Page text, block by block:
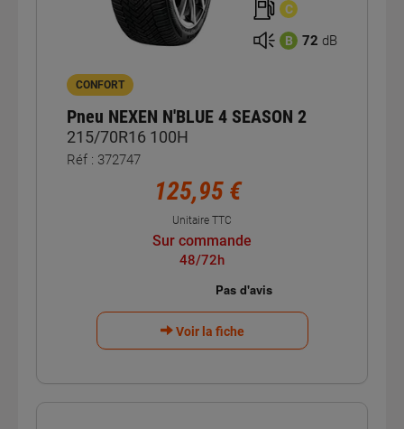
C
B 72 dB
CONFORT
Pneu NEXEN N'BLUE 4 SEASON 2
215/70R16 100H
Réf : 372747
125,95 €
Unitaire TTC
Sur commande
48/72h
Voir la fiche